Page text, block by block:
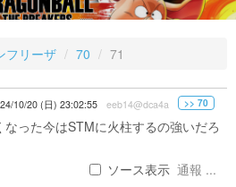
フリーザ 70 71
10/20 (日) 23:02:55 eeb14@dca4a >> 70
った今はSTMに火柱するの強いだろ
ソース表示 通報 ...